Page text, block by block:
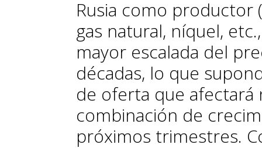
Rusia como
gas natural, níquel,
mayor escalada del
décadas, lo que
de oferta que afectará
combinación de
próximos trimestres.